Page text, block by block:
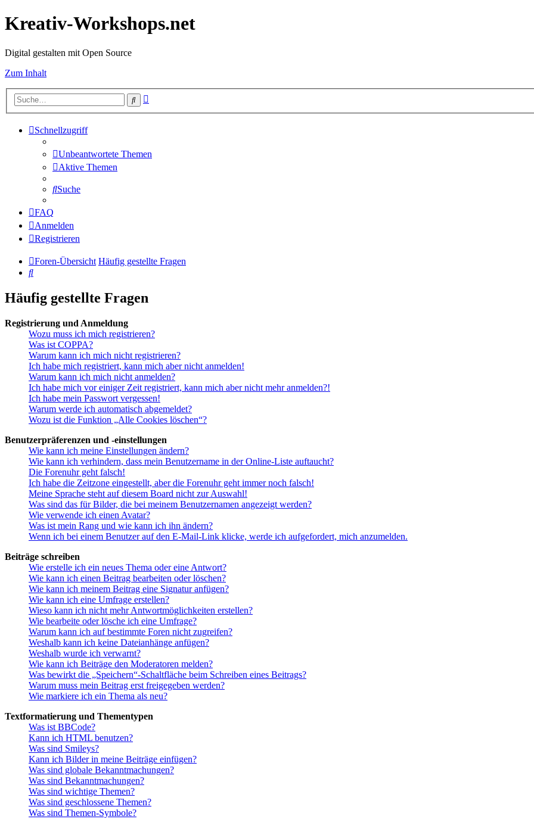
Kreativ-Workshops.net
Digital gestalten mit Open Source
Zum Inhalt
Suche
Schnellzugriff
Unbeantwortete Themen
Aktive Themen
Suche
FAQ
Anmelden
Registrieren
Foren-Übersicht Häufig gestellte Fragen
Suche
Häufig gestellte Fragen
Registrierung und Anmeldung
Wozu muss ich mich registrieren?
Was ist COPPA?
Warum kann ich mich nicht registrieren?
Ich habe mich registriert, kann mich aber nicht anmelden!
Warum kann ich mich nicht anmelden?
Ich habe mich vor einiger Zeit registriert, kann mich aber nicht mehr anmelden?!
Ich habe mein Passwort vergessen!
Warum werde ich automatisch abgemeldet?
Wozu ist die Funktion „Alle Cookies löschen“?
Benutzerpräferenzen und -einstellungen
Wie kann ich meine Einstellungen ändern?
Wie kann ich verhindern, dass mein Benutzername in der Online-Liste auftaucht?
Die Forenuhr geht falsch!
Ich habe die Zeitzone eingestellt, aber die Forenuhr geht immer noch falsch!
Meine Sprache steht auf diesem Board nicht zur Auswahl!
Was sind das für Bilder, die bei meinem Benutzernamen angezeigt werden?
Wie verwende ich einen Avatar?
Was ist mein Rang und wie kann ich ihn ändern?
Wenn ich bei einem Benutzer auf den E-Mail-Link klicke, werde ich aufgefordert, mich anzumelden.
Beiträge schreiben
Wie erstelle ich ein neues Thema oder eine Antwort?
Wie kann ich einen Beitrag bearbeiten oder löschen?
Wie kann ich meinem Beitrag eine Signatur anfügen?
Wie kann ich eine Umfrage erstellen?
Wieso kann ich nicht mehr Antwortmöglichkeiten erstellen?
Wie bearbeite oder lösche ich eine Umfrage?
Warum kann ich auf bestimmte Foren nicht zugreifen?
Weshalb kann ich keine Dateianhänge anfügen?
Weshalb wurde ich verwarnt?
Wie kann ich Beiträge den Moderatoren melden?
Was bewirkt die „Speichern“-Schaltfläche beim Schreiben eines Beitrags?
Warum muss mein Beitrag erst freigegeben werden?
Wie markiere ich ein Thema als neu?
Textformatierung und Thementypen
Was ist BBCode?
Kann ich HTML benutzen?
Was sind Smileys?
Kann ich Bilder in meine Beiträge einfügen?
Was sind globale Bekanntmachungen?
Was sind Bekanntmachungen?
Was sind wichtige Themen?
Was sind geschlossene Themen?
Was sind Themen-Symbole?